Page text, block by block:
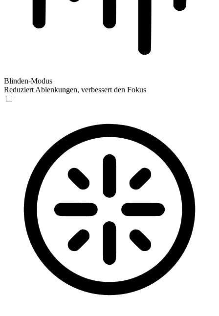
Blinden-Modus
Reduziert Ablenkungen, verbessert den Fokus